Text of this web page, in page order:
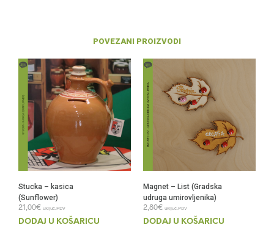
POVEZANI PROIZVODI
Stucka – kasica
(Sunflower)
21,00€ uključ.PDV
DODAJ U KOŠARICU
Magnet – List (Gradska
udruga umirovljenika)
2,80€ uključ.PDV
DODAJ U KOŠARICU